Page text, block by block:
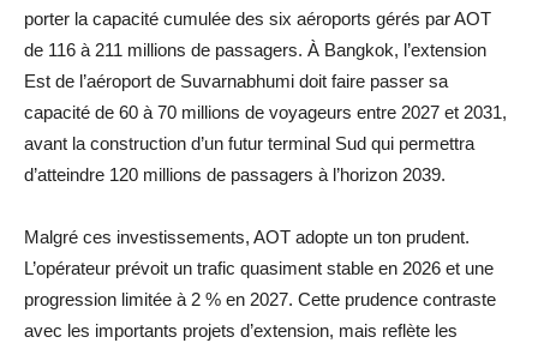
porter la capacité cumulée des six aéroports gérés par AOT
de 116 à 211 millions de passagers. À Bangkok, l’extension
Est de l’aéroport de Suvarnabhumi doit faire passer sa
capacité de 60 à 70 millions de voyageurs entre 2027 et 2031,
avant la construction d’un futur terminal Sud qui permettra
d’atteindre 120 millions de passagers à l’horizon 2039.
Malgré ces investissements, AOT adopte un ton prudent.
L’opérateur prévoit un trafic quasiment stable en 2026 et une
progression limitée à 2 % en 2027. Cette prudence contraste
avec les importants projets d’extension, mais reflète les